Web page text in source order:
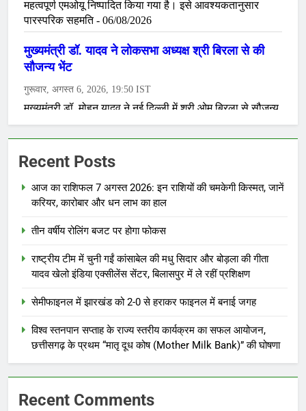
Recent Posts
आज का राशिफल 7 अगस्त 2026: इन राशियों की चमकेगी किस्मत, जानें
करियर, कारोबार और धन लाभ का हाल
तीन वर्षीय रोलिंग बजट पर होगा फोकस
राष्ट्रीय टीम में चुनी गईं कांसाबेल की मधु सिदार और बोड़ला की गीता
यादव खेलो इंडिया एक्सीलेंस सेंटर, बिलासपुर में ले रहीं प्रशिक्षण
सेमीफाइनल में झारखंड को 2-0 से हराकर फाइनल में बनाई जगह
विश्व स्तनपान सप्ताह के राज्य स्तरीय कार्यक्रम का सफल आयोजन,
छत्तीसगढ़ के प्रथम “मातृ दूध कोष (Mother Milk Bank)” की घोषणा
Recent Comments